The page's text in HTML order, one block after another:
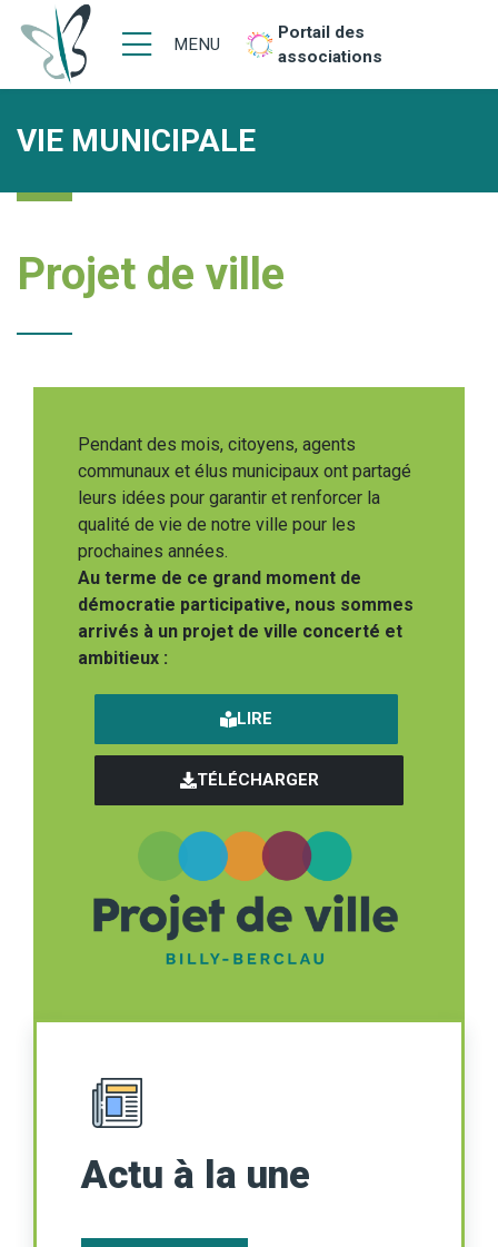
MENU
Portail des
associations
VIE MUNICIPALE
Projet de ville
Pendant des mois, citoyens, agents
communaux et élus municipaux ont partagé
leurs idées pour garantir et renforcer la
qualité de vie de notre ville pour les
prochaines années.
Au terme de ce grand moment de
démocratie participative, nous sommes
arrivés à un projet de ville concerté et
ambitieux :
LIRE
TÉLÉCHARGER
Actu à la une